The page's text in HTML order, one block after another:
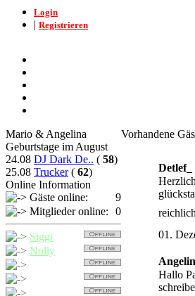
Login
| Registrieren
Mario & Angelina
Geburtstage im August
24.08 DJ Dark De.. ( 58)
25.08 Trucker( 62)
Online Information
Gäste online:
9
Mitglieder online:
0
Siggi
Nolly
Vorhandene
Detlef_
01.
Hallo